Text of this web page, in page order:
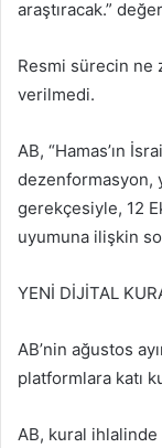
araştıracak.”
Resmi sürecin ne
verilmedi.
AB, “Hamas’ın
dezenformasyon,
gerekçesiyle, 12
uyumuna ilişkin
YENİ DİJİTAL
AB’nin ağustos
platformlara katı
AB, kural